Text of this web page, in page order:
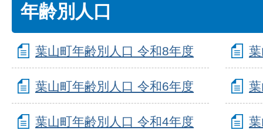
年齢別人口
葉山町年齢別人口 令和8年度
葉山町年齢別人口 令和6年度
葉山町年齢別人口 令和4年度